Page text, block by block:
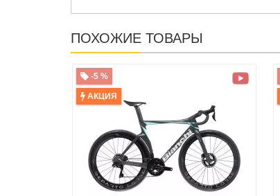
ПОХОЖИЕ ТОВАРЫ
-5 %
АКЦИЯ